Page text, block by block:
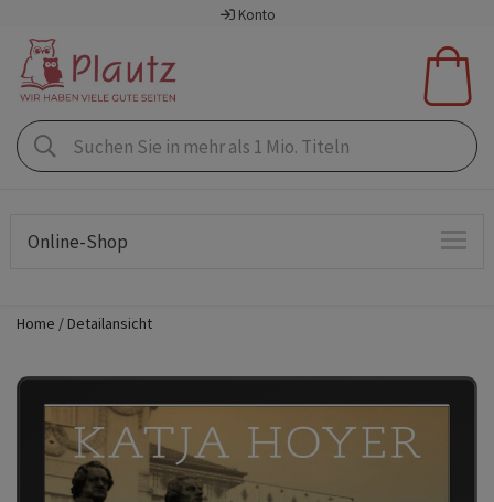
Konto
Online-Shop
Home Detailansicht